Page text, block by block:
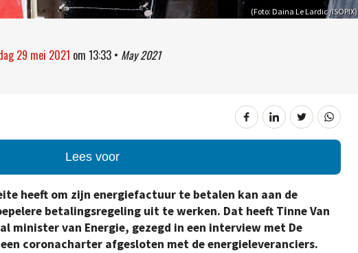
(Foto: Daina Le Lardic /ISOPIX)
29 mei 2021 om 13:33 • May 2021
Lees voor
heeft om zijn energiefactuur te betalen kan aan de
betalingsregeling uit te werken. Dat heeft Tinne Van
minister van Energie, gezegd in een interview met De
coronacharter afgesloten met de energieleveranciers.